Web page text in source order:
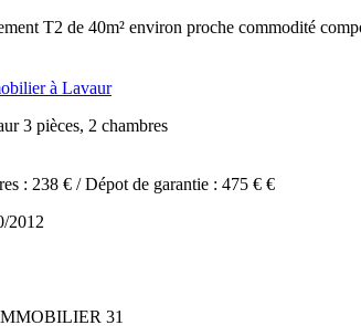
T2 de 40m² environ proche commodité
à Lavaur
3 pièces, 2 chambres
: 238 € / Dépot de garantie : 475 € €
2012
31